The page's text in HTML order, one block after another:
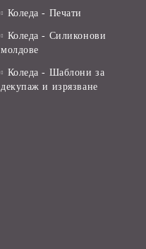
Коледа - Печати
Коледа - Силиконови
молдове
Коледа - Шаблони за
декупаж и изрязване